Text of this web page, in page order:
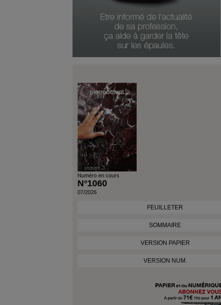
Numéro en cours
N°1060
07/2026
FEUILLETER
SOMMAIRE
VERSION PAPIER
VERSION NUM.